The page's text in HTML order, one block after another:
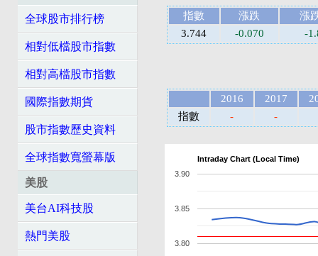
全球股市排行榜
相對低檔股市指數
相對高檔股市指數
國際指數期貨
股市指數歷史資料
全球指數寬螢幕版
美股
美台AI科技股
熱門美股
指數 漲跌
漲
3.744
-0.070 -
2016 2017
指數
- -
Intraday Chart (Local Time)
3.80
3.85
3.90